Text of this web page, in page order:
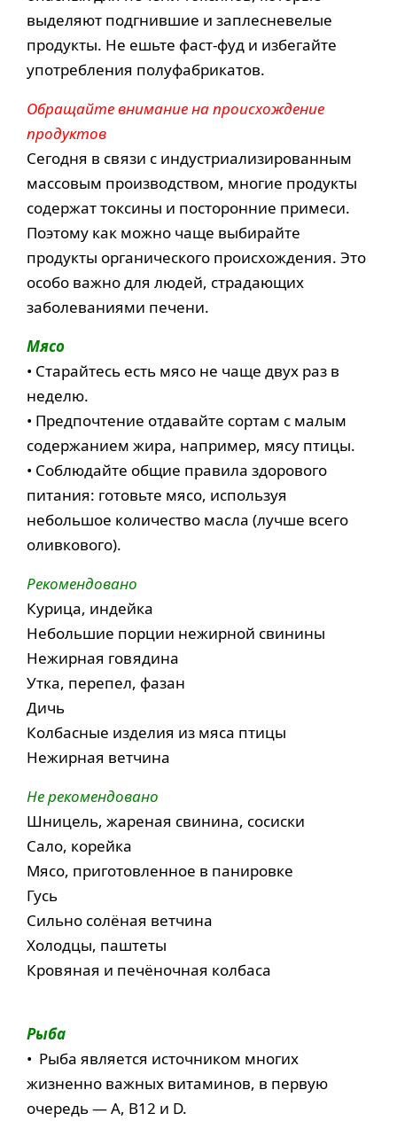
выделяют подгнившие и заплесневелые
продукты. Не ешьте фаст-фуд и избегайте
употребления полуфабрикатов.
Обращайте внимание на происхождение
продуктов
Сегодня в связи с индустриализированным
массовым производством, многие продукты
содержат токсины и посторонние примеси.
Поэтому как можно чаще выбирайте
продукты органического происхождения. Это
особо важно для людей, страдающих
заболеваниями печени.
Мясо
• Старайтесь есть мясо не чаще двух раз в
неделю.
• Предпочтение отдавайте сортам с малым
содержанием жира, например, мясу птицы.
• Соблюдайте общие правила здорового
питания: готовьте мясо, используя
небольшое количество масла (лучше всего
оливкового).
Рекомендовано
Курица, индейка
Небольшие порции нежирной свинины
Нежирная говядина
Утка, перепел, фазан
Дичь
Колбасные изделия из мяса птицы
Нежирная ветчина
Не рекомендовано
Шницель, жареная свинина, сосиски
Сало, корейка
Мясо, приготовленное в панировке
Гусь
Сильно солёная ветчина
Холодцы, паштеты
Кровяная и печёночная колбаса
Рыба
• Рыба является источником многих
жизненно важных витаминов, в первую
очередь — А, В12 и D.